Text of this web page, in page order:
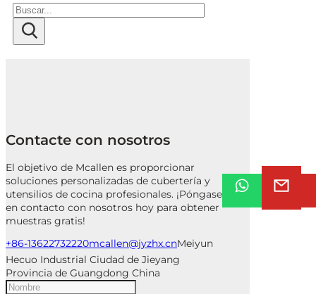
Buscar
Contacte con nosotros
El objetivo de Mcallen es proporcionar
soluciones personalizadas de cubertería y
utensilios de cocina profesionales. ¡Póngase
en contacto con nosotros hoy para obtener
muestras gratis!
+86-13622732220mcallen@jyzhx.cnMeiyun
Hecuo Industrial Ciudad de Jieyang
Provincia de Guangdong China